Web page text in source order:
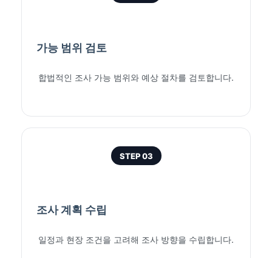
가능 범위 검토
합법적인 조사 가능 범위와 예상 절차를 검토합니다.
STEP 03
조사 계획 수립
일정과 현장 조건을 고려해 조사 방향을 수립합니다.